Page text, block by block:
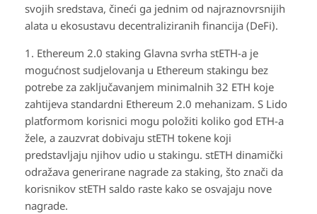
svojih sredstava, čineći ga jednim od najraznovrsnijih
alata u ekosustavu decentraliziranih financija (DeFi).
1. Ethereum 2.0 staking Glavna svrha stETH-a je
mogućnost sudjelovanja u Ethereum stakingu bez
potrebe za zaključavanjem minimalnih 32 ETH koje
zahtijeva standardni Ethereum 2.0 mehanizam. S Lido
platformom korisnici mogu položiti koliko god ETH-a
žele, a zauzvrat dobivaju stETH tokene koji
predstavljaju njihov udio u stakingu. stETH dinamički
odražava generirane nagrade za staking, što znači da
korisnikov stETH saldo raste kako se osvajaju nove
nagrade.